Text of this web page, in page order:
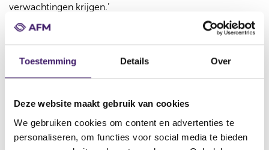
Toestemming Details Over
Deze website maakt gebruik van cookies
We gebruiken cookies om content en advertenties te
personaliseren, om functies voor social media te bieden
verwachtingen krijgen.’
Welk inzicht rond de transitie
zou jij de sector willen
meegeven?
‘Keuzebegeleiding is nog belangrijker geworden dan het
al was. En dat wordt het helemaal als Bedrag ineens straks
een keuzemogelijkheid wordt. Pensioenuitvoerders,
bereid je daar echt goed en tijdig op voor. Ik zie ook de